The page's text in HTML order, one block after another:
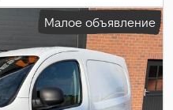
выбросов:Евро 6,
, Оборудование:ABS,
замок,
(ESP),
Малое объявление